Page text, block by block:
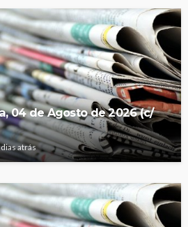
04 de Agosto de 2026 (c/
atrás